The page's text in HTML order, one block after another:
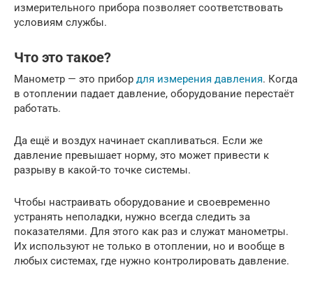
измерительного прибора позволяет соответствовать
условиям службы.
Что это такое?
Манометр — это прибор для измерения давления. Когда
в отоплении падает давление, оборудование перестаёт
работать.
Да ещё и воздух начинает скапливаться. Если же
давление превышает норму, это может привести к
разрыву в какой-то точке системы.
Чтобы настраивать оборудование и своевременно
устранять неполадки, нужно всегда следить за
показателями. Для этого как раз и служат манометры.
Их используют не только в отоплении, но и вообще в
любых системах, где нужно контролировать давление.